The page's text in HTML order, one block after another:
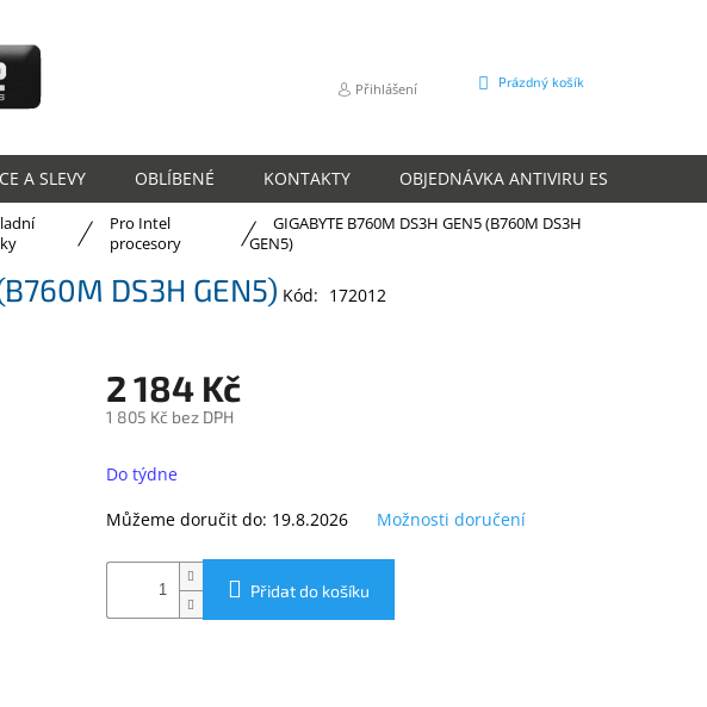
Přihlášení
NÁKUPNÍ
Prázdný košík
A SLEVY OBLÍBENÉ KONTAKTY OBJEDNÁVKA ANTIVIRU ESET
Pro Intel
procesory
GIGABYTE B760M DS3H GEN5 (B760M DS3H
GEN5)
DS3H GEN5) Kód: 172012
2 184 Kč
1 805 Kč bez DPH
cena:
Do týdne
Můžeme doručit do: 19.8.2026 Možnosti doručení
Přidat do košíku